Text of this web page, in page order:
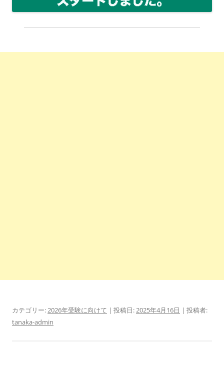
カテゴリー:2026年受験に向けて | 投稿日:2025年4月16日 | 投稿者:
tanaka-admin